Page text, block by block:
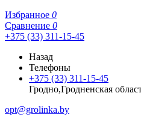
Избранное 0
Сравнение 0
+375 (33) 311-15-45
Назад
Телефоны
+375 (33) 311-15-45
Гродно,Гродненская
opt@grolinka.by